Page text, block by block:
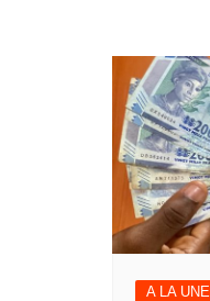
A LA UNE